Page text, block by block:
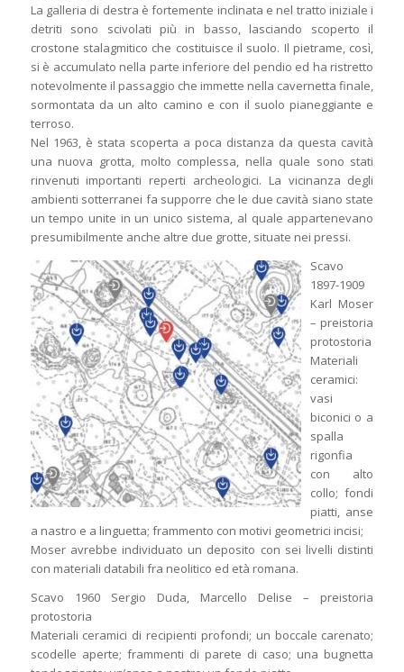
La galleria di destra è fortemente inclinata e nel tratto iniziale i
detriti sono scivolati più in basso, lasciando scoperto il
crostone stalagmitico che costituisce il suolo. Il pietrame, così,
si è accumulato nella parte inferiore del pendio ed ha ristretto
notevolmente il passaggio che immette nella cavernetta finale,
sormontata da un alto camino e con il suolo pianeggiante e
terroso.
Nel 1963, è stata scoperta a poca distanza da questa cavità
una nuova grotta, molto complessa, nella quale sono stati
rinvenuti importanti reperti archeologici. La vicinanza degli
ambienti sotterranei fa supporre che le due cavità siano state
un tempo unite in un unico sistema, al quale appartenevano
presumibilmente anche altre due grotte, situate nei pressi.
Scavo
1897-1909
Karl Moser
– preistoria
protostoria
Materiali
ceramici:
vasi
biconici o a
spalla
rigonfia
con alto
collo; fondi
piatti, anse
a nastro e a linguetta; frammento con motivi geometrici incisi;
Moser avrebbe individuato un deposito con sei livelli distinti
con materiali databili fra neolitico ed età romana.
Scavo 1960 Sergio Duda, Marcello Delise – preistoria
protostoria
Materiali ceramici di recipienti profondi; un boccale carenato;
scodelle aperte; frammenti di parete di caso; una bugnetta